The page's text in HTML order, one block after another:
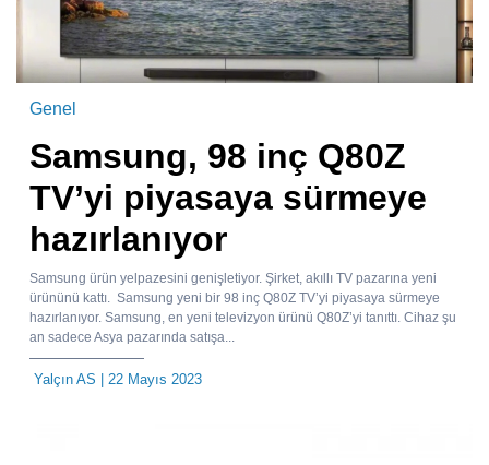
Genel
Samsung, 98 inç Q80Z
TV’yi piyasaya sürmeye
hazırlanıyor
Samsung ürün yelpazesini genişletiyor. Şirket, akıllı TV pazarına yeni
ürününü kattı. Samsung yeni bir 98 inç Q80Z TV’yi piyasaya sürmeye
hazırlanıyor. Samsung, en yeni televizyon ürünü Q80Z’yi tanıttı. Cihaz şu
an sadece Asya pazarında satışa...
Yalçın AS | 22 Mayıs 2023